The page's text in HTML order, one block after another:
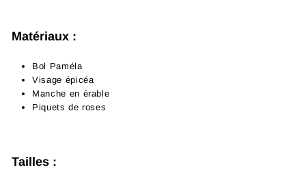
Matériaux :
Bol Paméla
Visage épicéa
Manche en érable
Piquets de roses
Tailles :